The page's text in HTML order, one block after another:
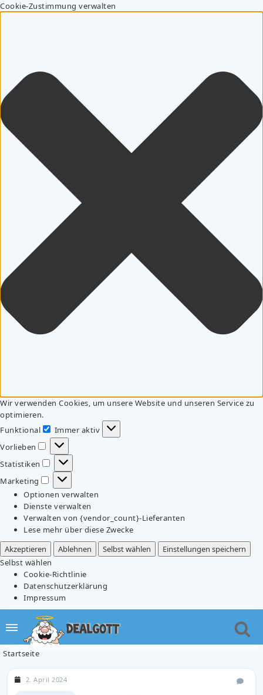
Cookie-Zustimmung verwalten
Wir verwenden Cookies, um unsere Website und unseren Service zu
optimieren.
Funktional
Funktional
Immer aktiv
Vorlieben
Vorlieben
Statistiken
Statistiken
Marketing
Marketing
Optionen verwalten
Dienste verwalten
Verwalten von {vendor_count}-Lieferanten
Lese mehr über diese Zwecke
Akzeptieren
Ablehnen Selbst wählen
Einstellungen speichern
Selbst wählen
Cookie-Richtlinie
Datenschutzerklärung
Impressum
Startseite
2. April 2024